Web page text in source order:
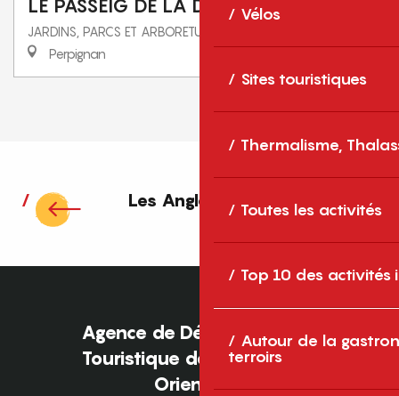
Vélos
Sites touristiques
Thermalisme,
Toutes les activités
Top 10 des activités
Autour de la
terroirs
LE PASSEIG DE LA DIGUE D'ORRY
JARDINS, PARCS ET ARBORETUMS
Perpignan
1 2 ❯ ❯❯
Les Angles Agenda
Agence de Développement
Touristique des Pyrénées-
Orientales